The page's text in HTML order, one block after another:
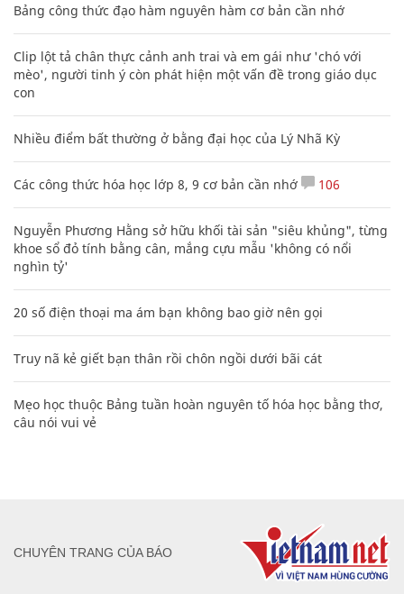
Bảng công thức đạo hàm nguyên hàm cơ bản cần nhớ
Clip lột tả chân thực cảnh anh trai và em gái như 'chó với
mèo', người tinh ý còn phát hiện một vấn đề trong giáo dục
con
Nhiều điểm bất thường ở bằng đại học của Lý Nhã Kỳ
Các công thức hóa học lớp 8, 9 cơ bản cần nhớ 106
Nguyễn Phương Hằng sở hữu khối tài sản "siêu khủng", từng
khoe sổ đỏ tính bằng cân, mắng cựu mẫu 'không có nổi
nghìn tỷ'
20 số điện thoại ma ám bạn không bao giờ nên gọi
Truy nã kẻ giết bạn thân rồi chôn ngồi dưới bãi cát
Mẹo học thuộc Bảng tuần hoàn nguyên tố hóa học bằng thơ,
câu nói vui vẻ
CHUYÊN TRANG CỦA BÁO